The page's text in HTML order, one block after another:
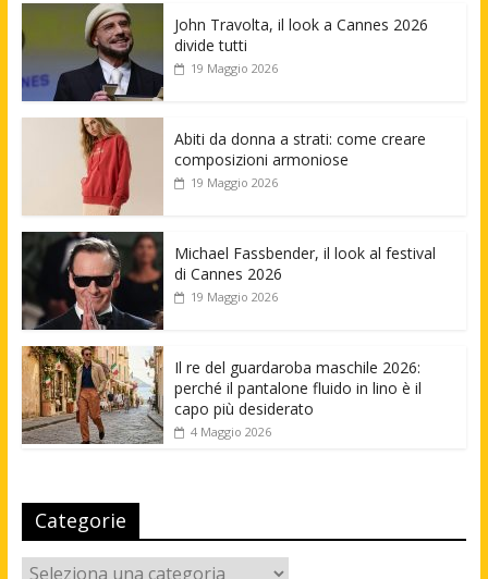
John Travolta, il look a Cannes 2026
divide tutti
19 Maggio 2026
Abiti da donna a strati: come creare
composizioni armoniose
19 Maggio 2026
Michael Fassbender, il look al festival
di Cannes 2026
19 Maggio 2026
Il re del guardaroba maschile 2026:
perché il pantalone fluido in lino è il
capo più desiderato
4 Maggio 2026
Categorie
Categorie